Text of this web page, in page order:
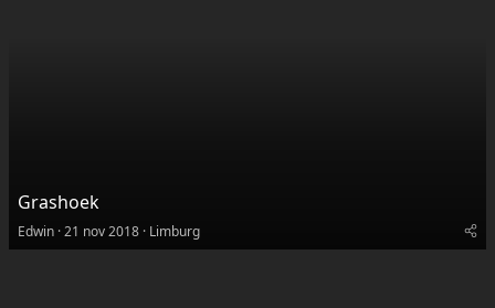
Grashoek
Edwin 21 nov 2018 Limburg